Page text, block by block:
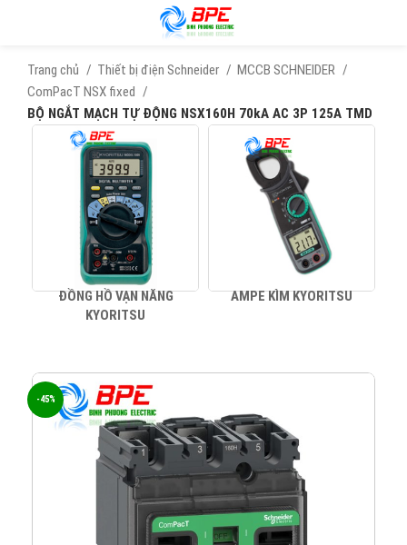
Trang chủ Thiết bị điện Schneider
MCCB SCHNEIDER
ComPacT NSX fixed
BỘ NGẮT MẠCH TỰ ĐỘNG NSX160H 70kA AC 3P 125A TMD
ĐỒNG HỒ VẠN NĂNG
KYORITSU
AMPE KÌM KYORITSU
-45%